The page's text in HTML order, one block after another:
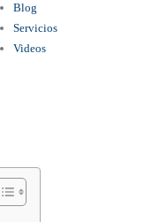
Blog
Servicios
Videos